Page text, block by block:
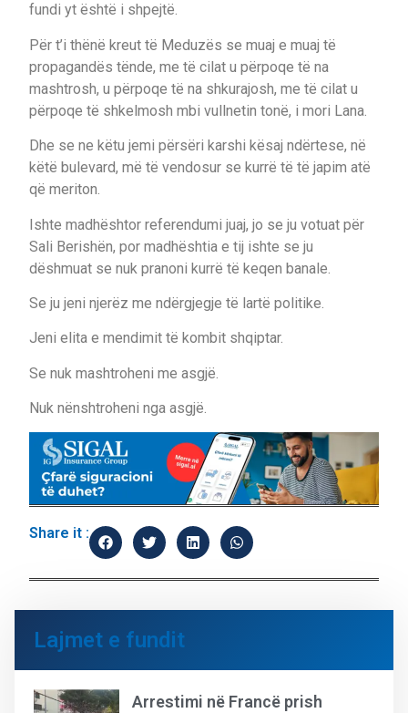
fundi yt është i shpejtë.
Për t’i thënë kreut të Meduzës se muaj e muaj të
propagandës tënde, me të cilat u përpoqe të na
mashtrosh, u përpoqe të na shkurajosh, me të cilat u
përpoqe të shkelmosh mbi vullnetin tonë, i mori Lana.
Dhe se ne këtu jemi përsëri karshi kësaj ndërtese, në
këtë bulevard, më të vendosur se kurrë të të japim atë
që meriton.
Ishte madhështor referendumi juaj, jo se ju votuat për
Sali Berishën, por madhështia e tij ishte se ju
dëshmuat se nuk pranoni kurrë të keqen banale.
Se ju jeni njerëz me ndërgjegje të lartë politike.
Jeni elita e mendimit të kombit shqiptar.
Se nuk mashtroheni me asgjë.
Nuk nënshtroheni nga asgjë.
Share it :
Lajmet e fundit
Arrestimi në Francë prish